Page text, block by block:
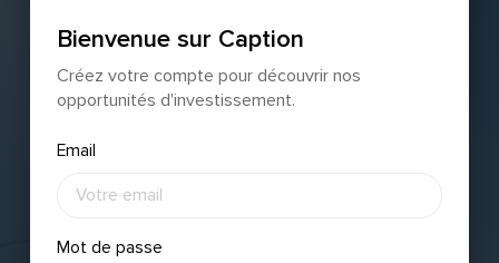
Bienvenue sur Caption
Créez votre compte pour découvrir nos
opportunités d'investissement.
Email
Mot de passe